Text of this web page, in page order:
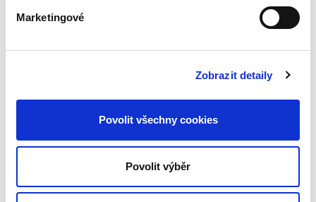
Marketingové
Zobrazit detaily
Povolit všechny cookies
Povolit výběr
320,00 Kč
publikací o civilním řízení. Jakékoli pojednání o
publikacích...
Základní kapitál a
ochrana věřitelů při
jeho rozdělování